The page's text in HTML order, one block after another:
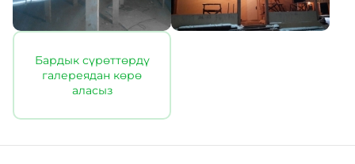
Бардык сүрөттөрдү
галереядан көрө
аласыз